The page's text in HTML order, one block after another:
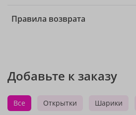
Правила возврата
Добавьте к заказу
Все Открытки Шарики